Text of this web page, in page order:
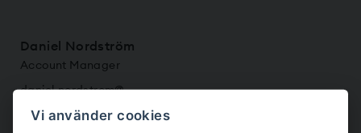
Daniel Nordström
Account Manager
daniel.nordstrom@­
+46 70 350 80 67
Vi använder cookies